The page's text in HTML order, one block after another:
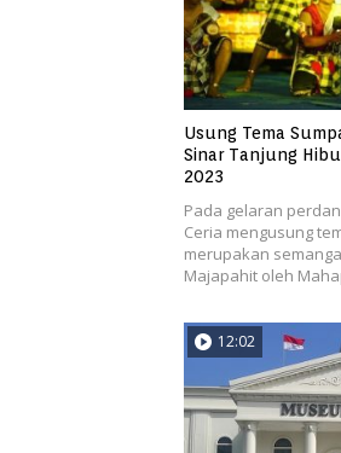
Usung Tema
Sinar Tanjung
2023
Pada gelaran
Ceria mengusung
merupakan
Majapahit oleh
12:02